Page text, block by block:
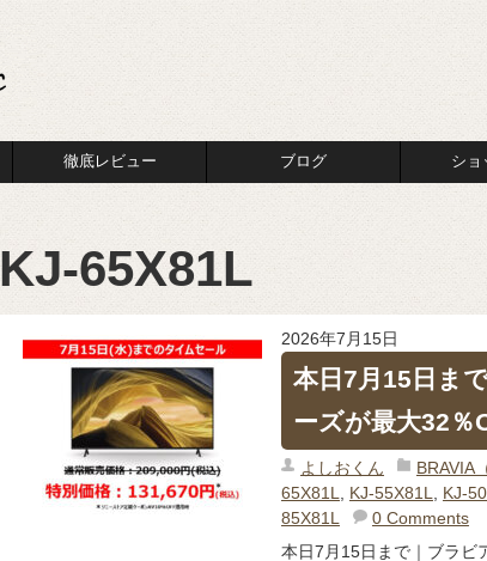
徹底レビュー ブログ ショ
KJ-65X81L
2026年7月15日
本日7月15日ま
ーズが最大32％
よしおくん BRAVIA
65X81L
KJ-55X81L KJ-
85X81L
0 Comments
本日7月15日まで｜ブラビ